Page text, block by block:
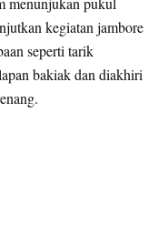
kegiatan jambore
seperti tarik
bakiak dan diakhiri